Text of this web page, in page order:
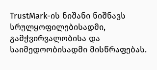
TrustMark-ის ნიშანი ნიშნავს
სრულყოფილებისადმი,
გამჭვირვალობისა და
საიმედოობისადმი მისწრაფებას.